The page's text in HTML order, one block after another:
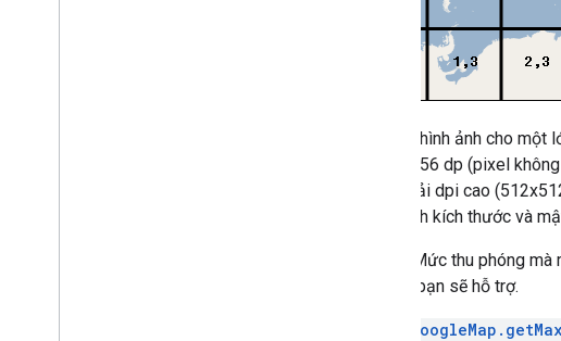
Khi tạo hình ảnh cho
Maps 256 dp (pixel
phân giải dpi cao
màn hình kích thước và
Lưu ý: Mức thu phóng
tin của bạn sẽ hỗ trợ.